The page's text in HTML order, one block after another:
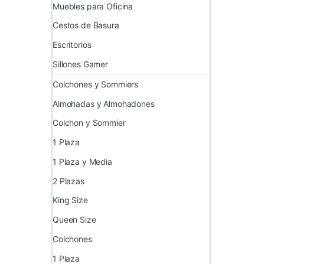
Muebles para Oficina
Cestos de Basura
Escritorios
Sillones Gamer
Colchones y Sommiers
Almohadas y Almohadones
Colchon y Sommier
1 Plaza
1 Plaza y Media
2 Plazas
King Size
Queen Size
Colchones
1 Plaza